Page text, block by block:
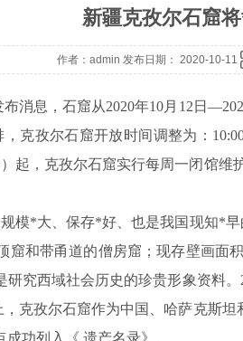
新疆克孜尔石窟
作者：admin 发布日期： 2020-10-11
息，石窟从2020年10月12日
克孜尔石窟开放时间调整为：
起，克孜尔石窟实行每周一闭馆
*大、保存*好、也是我国现知*早
窟和带甬道的僧房窟；现存壁画面
究西域社会历史的珍贵形象资料
克孜尔石窟作为中国、哈萨克斯
功列入《 遗产名录》。